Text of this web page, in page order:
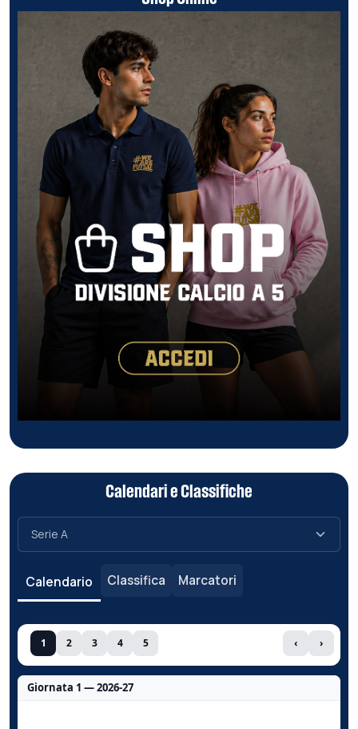
Calendari e Classifiche
Calendario Classifica Marcatori
1 2 3 4 5 ‹ ›
Giornata 1 — 2026-27